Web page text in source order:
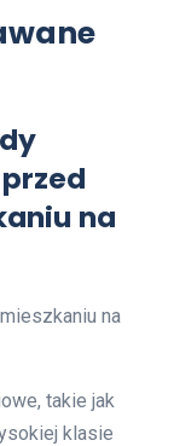
na
na
takie jak
klasie